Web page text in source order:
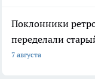
Поклонники
переделали
7 августа